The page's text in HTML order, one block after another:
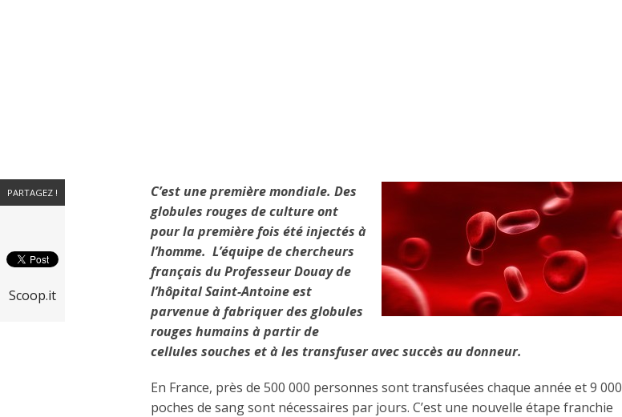
C’est une première mondiale. Des
globules rouges de culture ont
pour la première fois été injectés à
l’homme. L’équipe de chercheurs
français du Professeur Douay de
l’hôpital Saint-Antoine est
parvenue à fabriquer des globules
rouges humains à partir de
cellules souches et à les transfuser avec succès au donneur.
En France, près de 500 000 personnes sont transfusées chaque année et 9 000
poches de sang sont nécessaires par jours. C’est une nouvelle étape franchie
PARTAGEZ !
Scoop.it